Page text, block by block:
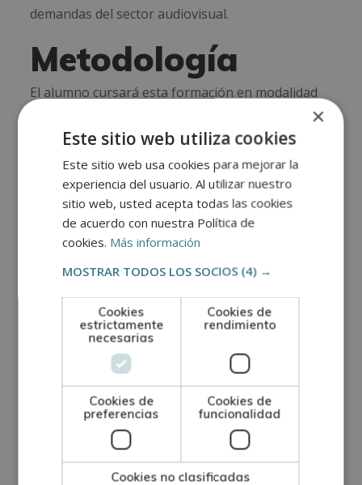
demandas del sector audiovisual.
Metodología
El alumno cursará esta formación en modalidad
bienvenida de su tutor/a, quien le proporcionará
las claves de acceso al campus virtual. En este
espacio digital encontrará todo el material
necesario para completar la formación de
manera completamente digital.
Dentro de la plataforma, el alumno tendrá acceso
a un curso de iniciación en línea para aprender a
manejarla, webinars audiovisuales que
complementarán su aprendizaje y la información
de contacto de los tutores/as. Estos estarán
disponibles para responder cualquier consulta o
resolver dudas relacionadas con el contenido de
×
Este sitio web utiliza cookies
Este sitio web usa cookies para mejorar la
experiencia del usuario. Al utilizar nuestro
sitio web, usted acepta todas las cookies
de acuerdo con nuestra Política de
cookies. Más información
MOSTRAR TODOS LOS SOCIOS (4) →
Cookies
estrictamente
necesarias
Cookies de
rendimiento
Cookies de
preferencias
Cookies de
funcionalidad
Cookies no clasificadas